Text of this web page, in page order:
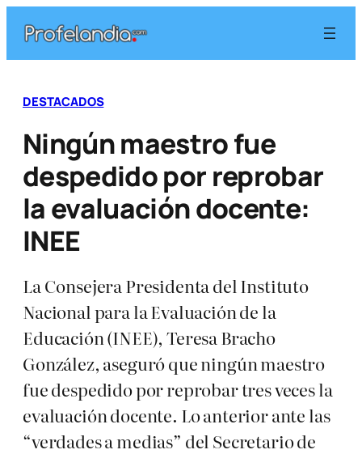
contenido
DESTACADOS
Ningún maestro fue
despedido por reprobar
la evaluación docente:
INEE
La Consejera Presidenta del Instituto
Nacional para la Evaluación de la
Educación (INEE), Teresa Bracho
González, aseguró que ningún maestro
fue despedido por reprobar tres veces la
evaluación docente. Lo anterior ante las
“verdades a medias” del Secretario de